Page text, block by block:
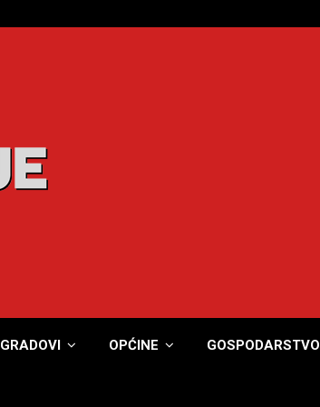
GRADOVI OPĆINE GOSPODARSTVO